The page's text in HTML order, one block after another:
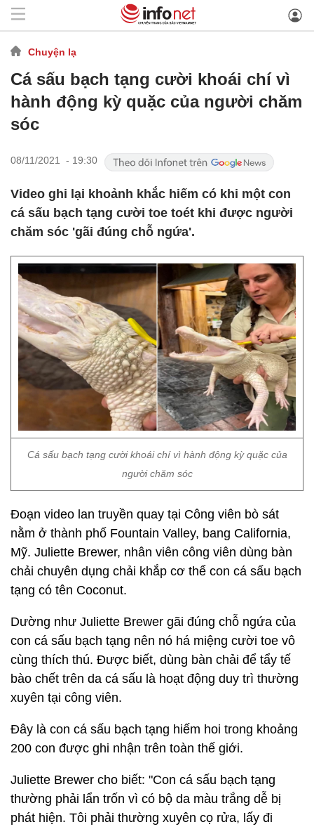
Chuyện lạ
Cá sấu bạch tạng cười khoái chí vì
hành động kỳ quặc của người chăm
sóc
08/11/2021 - 19:30
Video ghi lại khoảnh khắc hiếm có khi một con
cá sấu bạch tạng cười toe toét khi được người
chăm sóc 'gãi đúng chỗ ngứa'.
Cá sấu bạch tạng cười khoái chí vì hành động kỳ quặc của
người chăm sóc
Đoạn video lan truyền quay tại Công viên bò sát
nằm ở thành phố Fountain Valley, bang California,
Mỹ. Juliette Brewer, nhân viên công viên dùng bàn
chải chuyên dụng chải khắp cơ thể con cá sấu bạch
tạng có tên Coconut.
Dường như Juliette Brewer gãi đúng chỗ ngứa của
con cá sấu bạch tạng nên nó há miệng cười toe vô
cùng thích thú. Được biết, dùng bàn chải để tẩy tế
bào chết trên da cá sấu là hoạt động duy trì thường
xuyên tại công viên.
Đây là con cá sấu bạch tạng hiếm hoi trong khoảng
200 con được ghi nhận trên toàn thế giới.
Juliette Brewer cho biết: "Con cá sấu bạch tạng
thường phải lẩn trốn vì có bộ da màu trắng dễ bị
phát hiện. Tôi phải thường xuyên cọ rửa, lấy đi